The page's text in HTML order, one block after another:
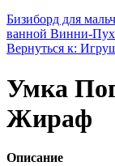
Бизиборд для
ванной Винни-
Вернуться к:
Умка
Жираф
Описание